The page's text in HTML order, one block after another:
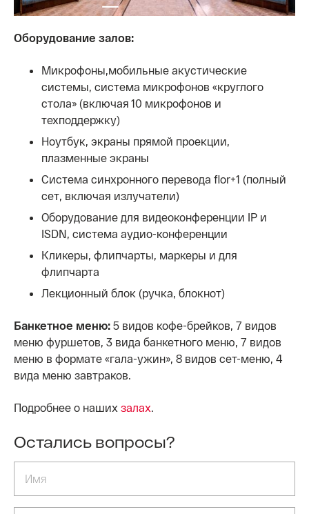
Оборудование залов:
Микрофоны,мобильные акустические
системы, система микрофонов «круглого
стола» (включая 10 микрофонов и
техподдержку)
Ноутбук, экраны прямой проекции,
плазменные экраны
Система синхронного перевода flor+1 (полный
сет, включая излучатели)
Оборудование для видеоконференции IP и
ISDN, система аудио-конференции
Кликеры, флипчарты, маркеры и для
флипчарта
Лекционный блок (ручка, блокнот)
Банкетное меню: 5 видов кофе-брейков, 7 видов
меню фуршетов, 3 вида банкетного меню, 7 видов
меню в формате «гала-ужин», 8 видов сет-меню, 4
вида меню завтраков.
Подробнее о наших залах.
Остались вопросы?